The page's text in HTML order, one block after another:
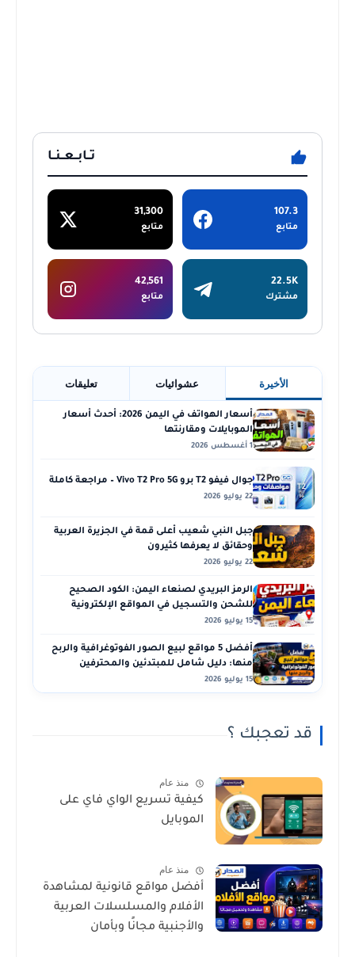
تــابــعــنــا
107.3
متابع
31,300
متابع
22.5K
مشترك
42,561
متابع
الأخيرة عشوائيات تعليقات
أسعار الهواتف في اليمن 2026: أحدث أسعار
الموبايلات ومقارنتها
1 أغسطس 2026
جوال فيفو T2 برو Vivo T2 Pro 5G – مراجعة كاملة
22 يوليو 2026
جبل النبي شعيب أعلى قمة في الجزيرة العربية
وحقائق لا يعرفها كثيرون
22 يوليو 2026
الرمز البريدي لصنعاء اليمن: الكود الصحيح
للشحن والتسجيل في المواقع الإلكترونية
15 يوليو 2026
أفضل 5 مواقع لبيع الصور الفوتوغرافية والربح
منها: دليل شامل للمبتدئين والمحترفين
15 يوليو 2026
قد تعجبك ؟
منذ عام
كيفية تسريع الواي فاي على
الموبايل
منذ عام
أفضل مواقع قانونية لمشاهدة
الأفلام والمسلسلات العربية
والأجنبية مجانًا وبأمان